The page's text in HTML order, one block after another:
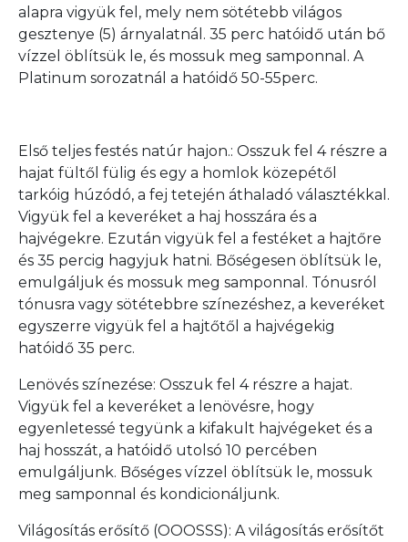
alapra vigyük fel, mely nem sötétebb világos
gesztenye (5) árnyalatnál. 35 perc hatóidő után bő
vízzel öblítsük le, és mossuk meg samponnal. A
Platinum sorozatnál a hatóidő 50-55perc.
Első teljes festés natúr hajon.: Osszuk fel 4 részre a
hajat fültől fülig és egy a homlok közepétől
tarkóig húzódó, a fej tetején áthaladó választékkal.
Vigyük fel a keveréket a haj hosszára és a
hajvégekre. Ezután vigyük fel a festéket a hajtőre
és 35 percig hagyjuk hatni. Bőségesen öblítsük le,
emulgáljuk és mossuk meg samponnal. Tónusról
tónusra vagy sötétebbre színezéshez, a keveréket
egyszerre vigyük fel a hajtőtől a hajvégekig
hatóidő 35 perc.
Lenövés színezése: Osszuk fel 4 részre a hajat.
Vigyük fel a keveréket a lenövésre, hogy
egyenletessé tegyünk a kifakult hajvégeket és a
haj hosszát, a hatóidő utolsó 10 percében
emulgáljunk. Bőséges vízzel öblítsük le, mossuk
meg samponnal és kondicionáljunk.
Világosítás erősítő (OOOSSS): A világosítás erősítőt